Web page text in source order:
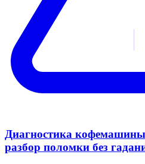
Диагностика
разбор поломки без